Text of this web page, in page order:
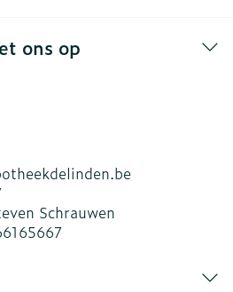
ons op
Schrauwen